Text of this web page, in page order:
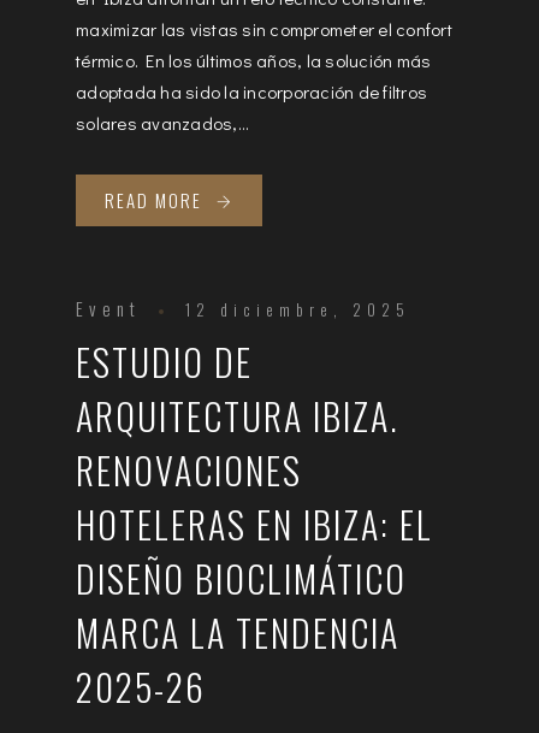
maximizar las vistas sin comprometer el confort
térmico. En los últimos años, la solución más
adoptada ha sido la incorporación de filtros
solares avanzados,...
READ MORE
Event 12 diciembre, 2025
ESTUDIO DE
ARQUITECTURA IBIZA.
RENOVACIONES
HOTELERAS EN IBIZA: EL
DISEÑO BIOCLIMÁTICO
MARCA LA TENDENCIA
2025-26